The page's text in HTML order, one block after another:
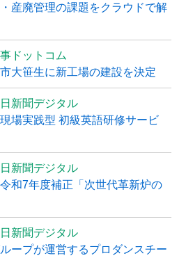
産廃管理の課題をクラウドで解
ドットコム
大笹生に新工場の建設を決定
新聞デジタル
場実践型 初級英語研修サービ
新聞デジタル
和7年度補正「次世代革新炉の
新聞デジタル
ープが運営するプロダンスチー